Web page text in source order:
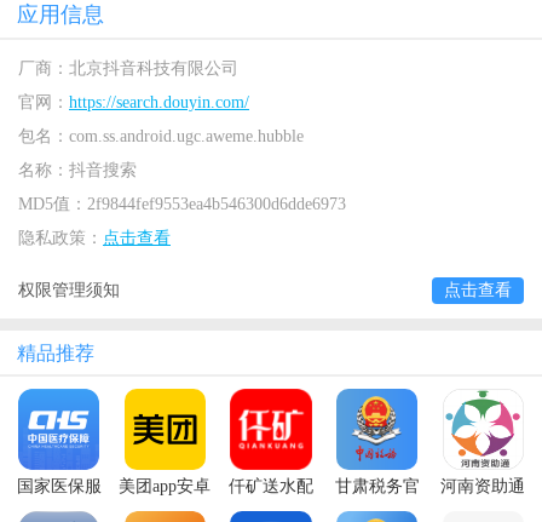
应用信息
厂商： 北京抖音科技有限公司
官网： https://search.douyin.com/
包名： com.ss.android.ugc.aweme.hubble
名称： 抖音搜索
MD5值： 2f9844fef9553ea4b546300d6dde6973
隐私政策： 点击查看
权限管理须知 点击查看
精品推荐
国家医保服
务平台app最
美团app安卓
2024最新版
仟矿送水配
送员端手机
甘肃税务官
方免费下载
河南资助通